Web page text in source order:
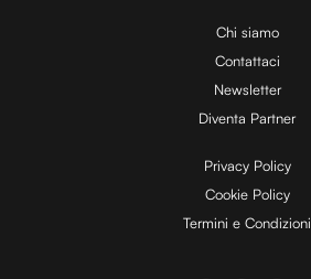
Chi siamo
Contattaci
Newsletter
Diventa Partner
Privacy Policy
Cookie Policy
Termini e Condizioni